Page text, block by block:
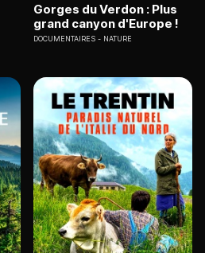
Gorges du Verdon : Plus
grand canyon d'Europe !
DOCUMENTAIRES NATURE